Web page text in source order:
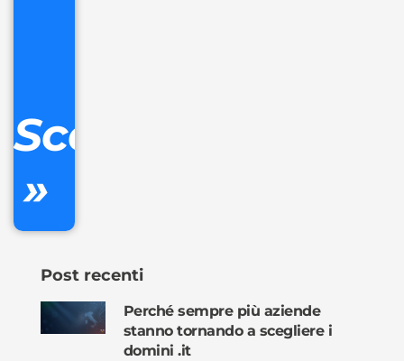
Scopri
»
Post recenti
Perché sempre più aziende
stanno tornando a scegliere i
domini .it